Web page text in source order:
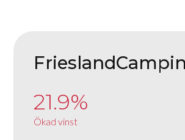
21.9%
Ökad vinst